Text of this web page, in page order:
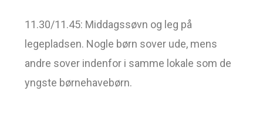
11.30/11.45: Middagssøvn og leg på
legepladsen. Nogle børn sover ude, mens
andre sover indenfor i samme lokale som de
yngste børnehavebørn.